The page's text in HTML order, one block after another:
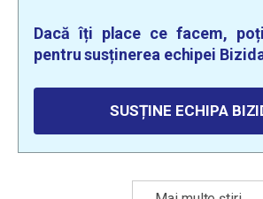
Dacă îți place ce facem,
pentru susținerea echipei
SUSȚINE ECHIPA